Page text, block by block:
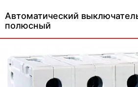
Автоматический
полюсный